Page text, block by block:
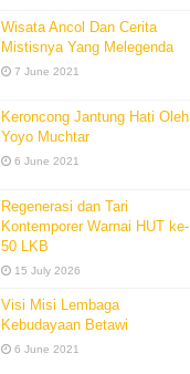
Wisata Ancol Dan Cerita
Mistisnya Yang Melegenda
7 June 2021
Keroncong Jantung Hati Oleh
Yoyo Muchtar
6 June 2021
Regenerasi dan Tari
Kontemporer Warnai HUT ke-
50 LKB
15 July 2026
Visi Misi Lembaga
Kebudayaan Betawi
6 June 2021